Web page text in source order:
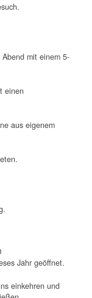
mit einem 5-
einen
aus eigenem
Jahr geöffnet.
einkehren und